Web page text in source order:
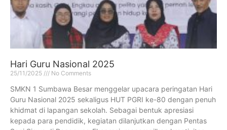
Hari Guru Nasional 2025
25/11/2025 No Comments
SMKN 1 Sumbawa Besar menggelar upacara peringatan Hari
Guru Nasional 2025 sekaligus HUT PGRI ke-80 dengan penuh
khidmat di lapangan sekolah. Sebagai bentuk apresiasi
kepada para pendidik, kegiatan dilanjutkan dengan Pentas